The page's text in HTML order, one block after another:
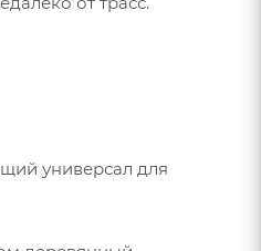
универсал для